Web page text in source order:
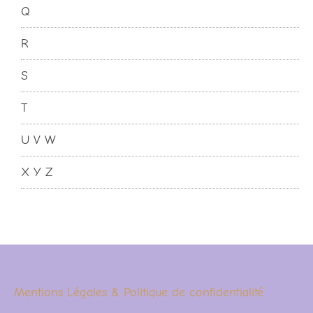
Q
R
S
T
U V W
X Y Z
Mentions Légales & Politique de confidentialité